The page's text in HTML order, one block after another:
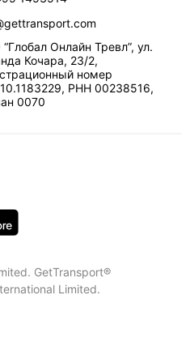
Онлайн Тревл”, ул.
Кочара, 23/2,
номер
РНН 00238516,
0070
GetTransport®
Limited.